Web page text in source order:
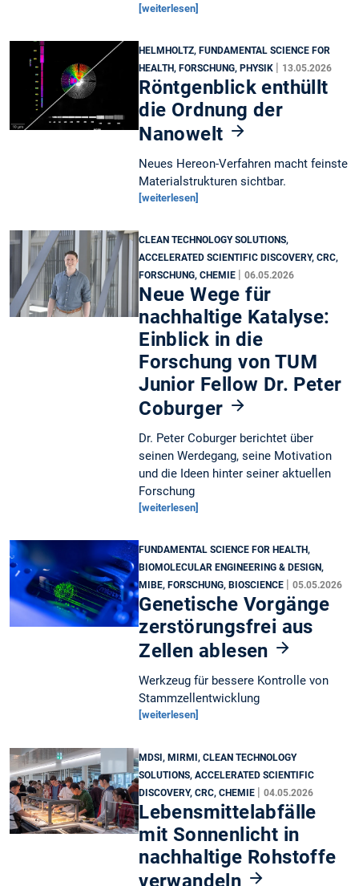
[weiterlesen]
HELMHOLTZ, FUNDAMENTAL SCIENCE FOR
HEALTH, FORSCHUNG, PHYSIK | 13.05.2026
Röntgenblick enthüllt
die Ordnung der
Nanowelt
Neues Hereon-Verfahren macht feinste
Materialstrukturen sichtbar.
[weiterlesen]
CLEAN TECHNOLOGY SOLUTIONS,
ACCELERATED SCIENTIFIC DISCOVERY, CRC,
FORSCHUNG, CHEMIE |06.05.2026
Neue Wege für
nachhaltige Katalyse:
Einblick in die
Forschung von TUM
Junior Fellow Dr. Peter
Coburger
Dr. Peter Coburger berichtet über
seinen Werdegang, seine Motivation
und die Ideen hinter seiner aktuellen
Forschung
[weiterlesen]
FUNDAMENTAL SCIENCE FOR HEALTH,
BIOMOLECULAR ENGINEERING & DESIGN,
MIBE, FORSCHUNG, BIOSCIENCE
|05.05.2026
Genetische Vorgänge
zerstörungsfrei aus
Zellen ablesen
Werkzeug für bessere Kontrolle von
Stammzellentwicklung
[weiterlesen]
MDSI, MIRMI, CLEAN TECHNOLOGY
SOLUTIONS, ACCELERATED SCIENTIFIC
DISCOVERY, CRC, CHEMIE |04.05.2026
Lebensmittelabfälle
mit Sonnenlicht in
nachhaltige Rohstoffe
verwandeln